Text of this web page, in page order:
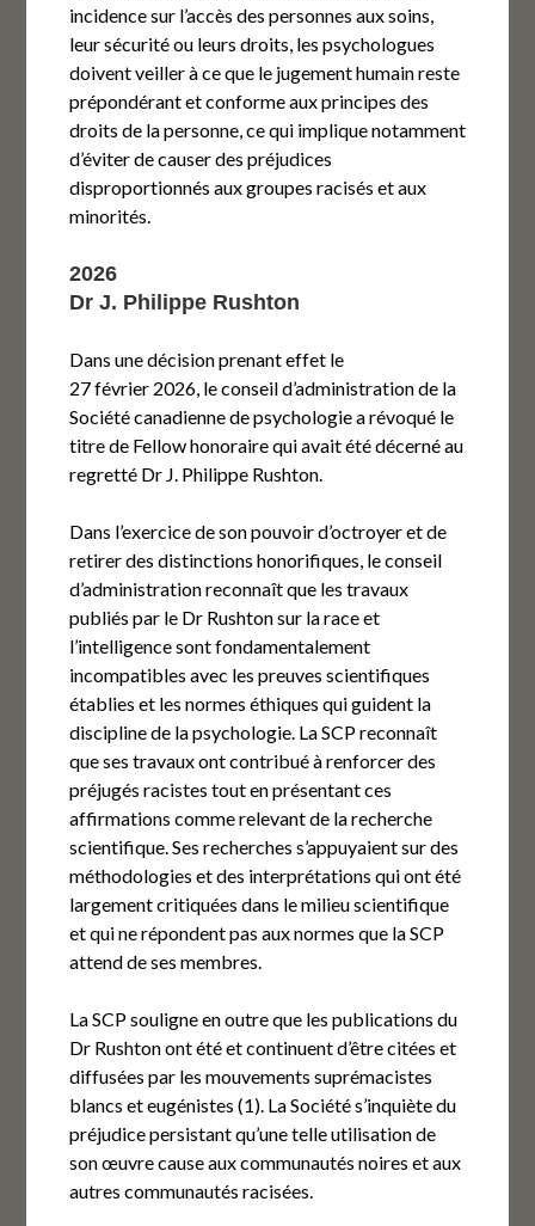
incidence sur l’accès des personnes aux soins,
leur sécurité ou leurs droits, les psychologues
doivent veiller à ce que le jugement humain reste
prépondérant et conforme aux principes des
droits de la personne, ce qui implique notamment
d’éviter de causer des préjudices
disproportionnés aux groupes racisés et aux
minorités.
2026
Dr J. Philippe Rushton
Dans une décision prenant effet le
27 février 2026, le conseil d’administration de la
Société canadienne de psychologie a révoqué le
titre de Fellow honoraire qui avait été décerné au
regretté Dr J. Philippe Rushton.
Dans l’exercice de son pouvoir d’octroyer et de
retirer des distinctions honorifiques, le conseil
d’administration reconnaît que les travaux
publiés par le Dr Rushton sur la race et
l’intelligence sont fondamentalement
incompatibles avec les preuves scientifiques
établies et les normes éthiques qui guident la
discipline de la psychologie. La SCP reconnaît
que ses travaux ont contribué à renforcer des
préjugés racistes tout en présentant ces
affirmations comme relevant de la recherche
scientifique. Ses recherches s’appuyaient sur des
méthodologies et des interprétations qui ont été
largement critiquées dans le milieu scientifique
et qui ne répondent pas aux normes que la SCP
attend de ses membres.
La SCP souligne en outre que les publications du
Dr Rushton ont été et continuent d’être citées et
diffusées par les mouvements suprémacistes
blancs et eugénistes (1). La Société s’inquiète du
préjudice persistant qu’une telle utilisation de
son œuvre cause aux communautés noires et aux
autres communautés racisées.